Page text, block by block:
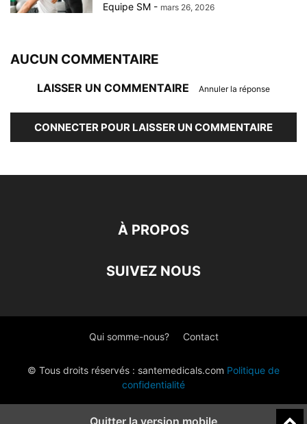
Equipe SM - mars 26, 2026
AUCUN COMMENTAIRE
LAISSER UN COMMENTAIRE Annuler la réponse
CONNECTER POUR LAISSER UN COMMENTAIRE
À PROPOS
SUIVEZ NOUS
Qui somme-nous? Contact
© Tous droits réservés : santemedicals.com Politique de
confidentialité
Quitter la version mobile